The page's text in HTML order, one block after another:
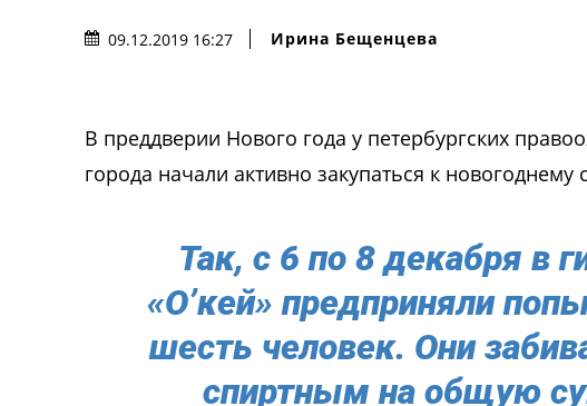
09.12.2019 16:27 Ирина Бещенцева
В преддверии Нового года у петербургских
города начали активно закупаться к
Так, с 6 по 8 декабря в
«О’кей» предприняли
шесть человек. Они
спиртным на общую